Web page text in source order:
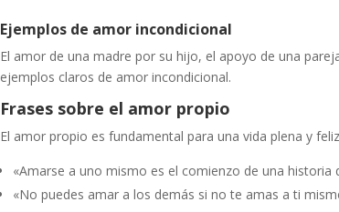
Ejemplos de amor incondicional
El amor de una madre por su hijo, el apoyo de una
ejemplos claros de amor incondicional.
Frases sobre el amor propio
El amor propio es fundamental para una vida plena y
«Amarse a uno mismo es el comienzo de una historia
«No puedes amar a los demás si no te amas a ti